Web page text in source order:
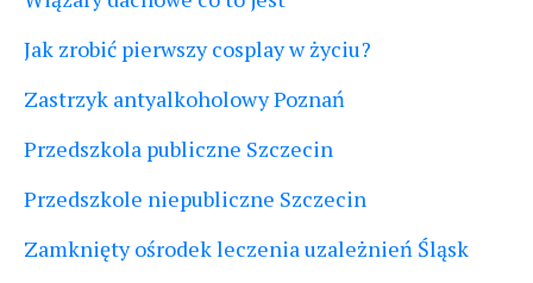
Jak zrobić pierwszy cosplay w życiu?
Zastrzyk antyalkoholowy Poznań
Przedszkola publiczne Szczecin
Przedszkole niepubliczne Szczecin
Zamknięty ośrodek leczenia uzależnień Śląsk